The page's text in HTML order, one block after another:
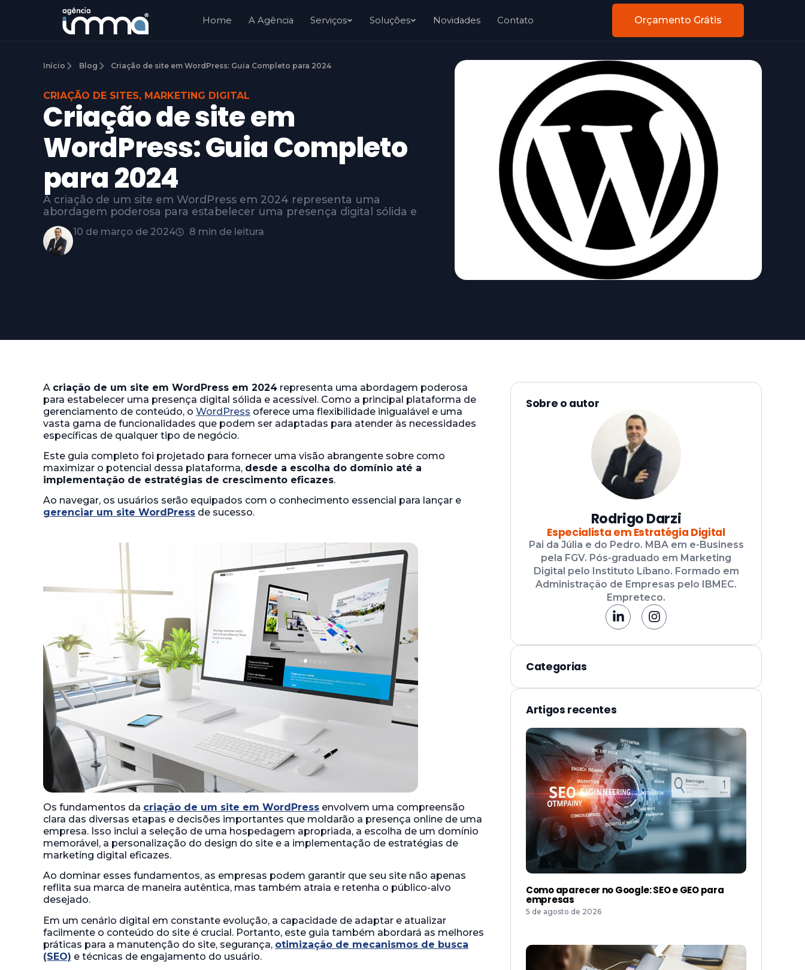
Home A Agência Serviços Soluções Novidades Contato Orçamento Grátis
Início Blog Criação de site em WordPress: Guia Completo para 2024
CRIAÇÃO DE SITES, MARKETING DIGITAL
Criação de site em
WordPress: Guia Completo
para 2024
A criação de um site em WordPress em 2024 representa uma
abordagem poderosa para estabelecer uma presença digital sólida e
10 de março de 2024 8 min de leitura
A criação de um site em WordPress em 2024 representa uma abordagem poderosa
para estabelecer uma presença digital sólida e acessível. Como a principal plataforma de
gerenciamento de conteúdo, o WordPress oferece uma flexibilidade inigualável e uma
vasta gama de funcionalidades que podem ser adaptadas para atender às necessidades
específicas de qualquer tipo de negócio.
Este guia completo foi projetado para fornecer uma visão abrangente sobre como
maximizar o potencial dessa plataforma, desde a escolha do domínio até a
implementação de estratégias de crescimento eficazes.
Ao navegar, os usuários serão equipados com o conhecimento essencial para lançar e
gerenciar um site WordPress de sucesso.
Os fundamentos da criação de um site em WordPress envolvem uma compreensão
clara das diversas etapas e decisões importantes que moldarão a presença online de uma
empresa. Isso inclui a seleção de uma hospedagem apropriada, a escolha de um domínio
memorável, a personalização do design do site e a implementação de estratégias de
marketing digital eficazes.
Ao dominar esses fundamentos, as empresas podem garantir que seu site não apenas
reflita sua marca de maneira autêntica, mas também atraia e retenha o público-alvo
desejado.
Em um cenário digital em constante evolução, a capacidade de adaptar e atualizar
facilmente o conteúdo do site é crucial. Portanto, este guia também abordará as melhores
práticas para a manutenção do site, segurança, otimização de mecanismos de busca
(SEO) e técnicas de engajamento do usuário.
Sobre o autor
Rodrigo Darzi
Especialista em Estratégia Digital
Pai da Júlia e do Pedro. MBA em e-Business
pela FGV. Pós-graduado em Marketing
Digital pelo Instituto Líbano. Formado em
Administração de Empresas pelo IBMEC.
Empreteco.
Categorias
Artigos recentes
Como aparecer no Google: SEO e GEO para
empresas
5 de agosto de 2026